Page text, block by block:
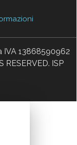
IVA 13868590962
ISP